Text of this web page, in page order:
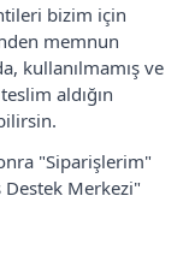
bizim için
memnun
kullanılmamış ve
aldığın
"Siparişlerim"
Merkezi"